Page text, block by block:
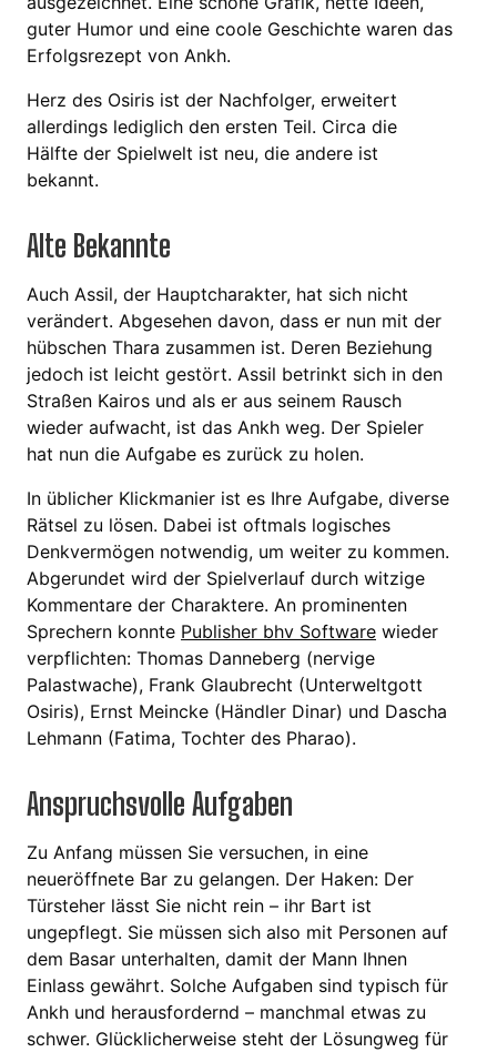
guter Humor und eine coole Geschichte waren das
Erfolgsrezept von Ankh.
Herz des Osiris ist der Nachfolger, erweitert
allerdings lediglich den ersten Teil. Circa die
Hälfte der Spielwelt ist neu, die andere ist
bekannt.
Alte Bekannte
Auch Assil, der Hauptcharakter, hat sich nicht
verändert. Abgesehen davon, dass er nun mit der
hübschen Thara zusammen ist. Deren Beziehung
jedoch ist leicht gestört. Assil betrinkt sich in den
Straßen Kairos und als er aus seinem Rausch
wieder aufwacht, ist das Ankh weg. Der Spieler
hat nun die Aufgabe es zurück zu holen.
In üblicher Klickmanier ist es Ihre Aufgabe, diverse
Rätsel zu lösen. Dabei ist oftmals logisches
Denkvermögen notwendig, um weiter zu kommen.
Abgerundet wird der Spielverlauf durch witzige
Kommentare der Charaktere. An prominenten
Sprechern konnte Publisher bhv Software wieder
verpflichten: Thomas Danneberg (nervige
Palastwache), Frank Glaubrecht (Unterweltgott
Osiris), Ernst Meincke (Händler Dinar) und Dascha
Lehmann (Fatima, Tochter des Pharao).
Anspruchsvolle Aufgaben
Zu Anfang müssen Sie versuchen, in eine
neueröffnete Bar zu gelangen. Der Haken: Der
Türsteher lässt Sie nicht rein – ihr Bart ist
ungepflegt. Sie müssen sich also mit Personen auf
dem Basar unterhalten, damit der Mann Ihnen
Einlass gewährt. Solche Aufgaben sind typisch für
Ankh und herausfordernd – manchmal etwas zu
schwer. Glücklicherweise steht der Lösungweg für